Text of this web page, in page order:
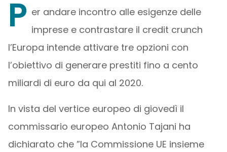
P er andare incontro alle esigenze delle
imprese e contrastare il credit crunch
l’Europa intende attivare tre opzioni con
l’obiettivo di generare prestiti fino a cento
miliardi di euro da qui al 2020.
In vista del vertice europeo di giovedì il
commissario europeo Antonio Tajani ha
dichiarato che ”la Commissione UE insieme